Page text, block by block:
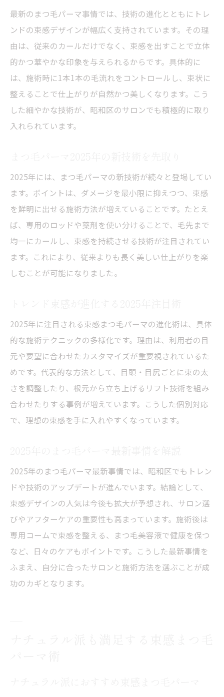
最新のまつ毛パーマ事情では、技術の進化とともにトレ
ンドの束感デザインが幅広く支持されています。その理
由は、従来のカールだけでなく、束感を出すことで立体
的かつ華やかな印象を与えられるからです。具体的に
は、施術時に1本1本の毛流れをコントロールし、束状に
整えることで仕上がりが自然かつ美しくなります。こう
した細やかな技術が、昭和区のサロンでも積極的に取り
入れられています。
2025年には、まつ毛パーマの新技術が続々と登場してい
ます。ポイントは、ダメージを最小限に抑えつつ、束感
を鮮明に出せる施術方法が増えていることです。たとえ
ば、専用のロッドや薬剤を使い分けることで、毛先まで
均一にカールし、束感を持続させる技術が注目されてい
ます。これにより、従来よりも長く美しい仕上がりを楽
しむことが可能になりました。
2025年に注目される束感まつ毛パーマの進化術は、具体
的な施術テクニックの多様化です。理由は、利用者の目
元や要望に合わせたカスタマイズが重要視されているた
めです。代表的な方法として、目頭・目尻ごとに束の太
さを調整したり、根元から立ち上げるリフト技術を組み
合わせたりする事例が増えています。こうした個別対応
で、理想の束感を手に入れやすくなっています。
2025年のまつ毛パーマ最新事情では、昭和区でもトレン
ドや技術のアップデートが進んでいます。結論として、
束感デザインの人気は今後も拡大が予想され、サロン選
びやアフターケアの重要性も高まっています。施術後は
専用コームで束感を整える、まつ毛美容液で健康を保つ
など、日々のケアもポイントです。こうした最新事情を
ふまえ、自分に合ったサロンと施術方法を選ぶことが成
功のカギとなります。